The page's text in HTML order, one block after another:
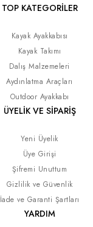
TOP KATEGORİLER
Kayak Ayakkabısı
Kayak Takımı
Dalış Malzemeleri
Aydınlatma Araçları
Outdoor Ayakkabı
ÜYELİK VE SİPARİŞ
Yeni Üyelik
Üye Girişi
Şifremi Unuttum
Gizlilik ve Güvenlik
İade ve Garanti Şartları
YARDIM